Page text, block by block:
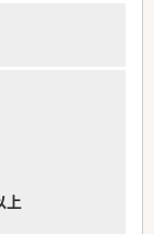
方に最適な環境
たい方に向いてお
上